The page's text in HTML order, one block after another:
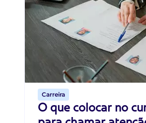
Carreira
O que colocar no